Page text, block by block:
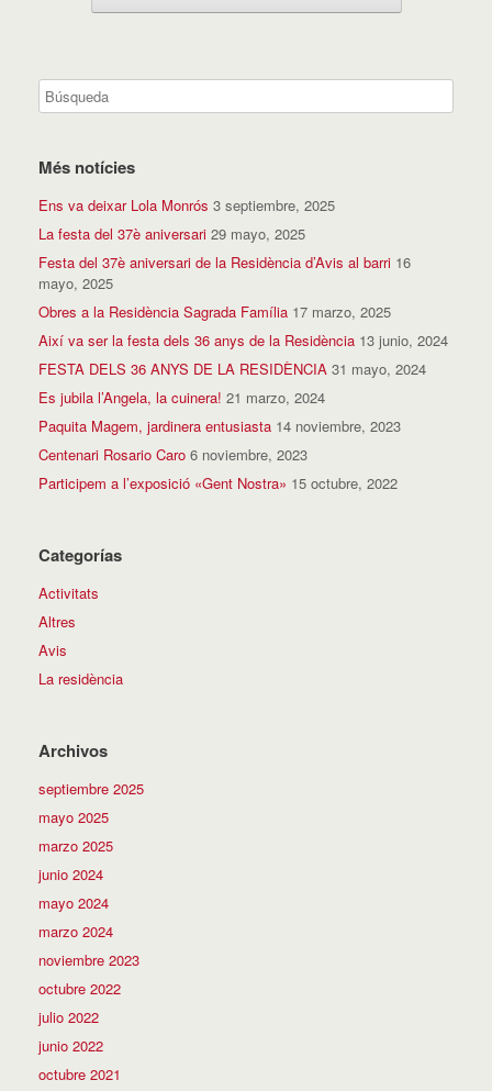
Més notícies
Ens va deixar Lola Monrós 3 septiembre, 2025
La festa del 37è aniversari 29 mayo, 2025
Festa del 37è aniversari de la Residència d’Avis al barri 16
mayo, 2025
Obres a la Residència Sagrada Família 17 marzo, 2025
Així va ser la festa dels 36 anys de la Residència 13 junio, 2024
FESTA DELS 36 ANYS DE LA RESIDÈNCIA 31 mayo, 2024
Es jubila l’Angela, la cuinera! 21 marzo, 2024
Paquita Magem, jardinera entusiasta 14 noviembre, 2023
Centenari Rosario Caro 6 noviembre, 2023
Participem a l’exposició «Gent Nostra» 15 octubre, 2022
Categorías
Activitats
Altres
Avis
La residència
Archivos
septiembre 2025
mayo 2025
marzo 2025
junio 2024
mayo 2024
marzo 2024
noviembre 2023
octubre 2022
julio 2022
junio 2022
octubre 2021